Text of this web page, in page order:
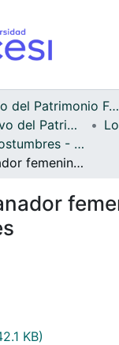
Archivo del Patrimonio Fotográfico y Fílmico del Valle del Cauca
Fondo Archivo del Patrimonio Fotográfico y Fílmico del Valle del Cauca
APFFVC - Costumbres - Patrimonial
Equipo ganador femenino interclases
KB)